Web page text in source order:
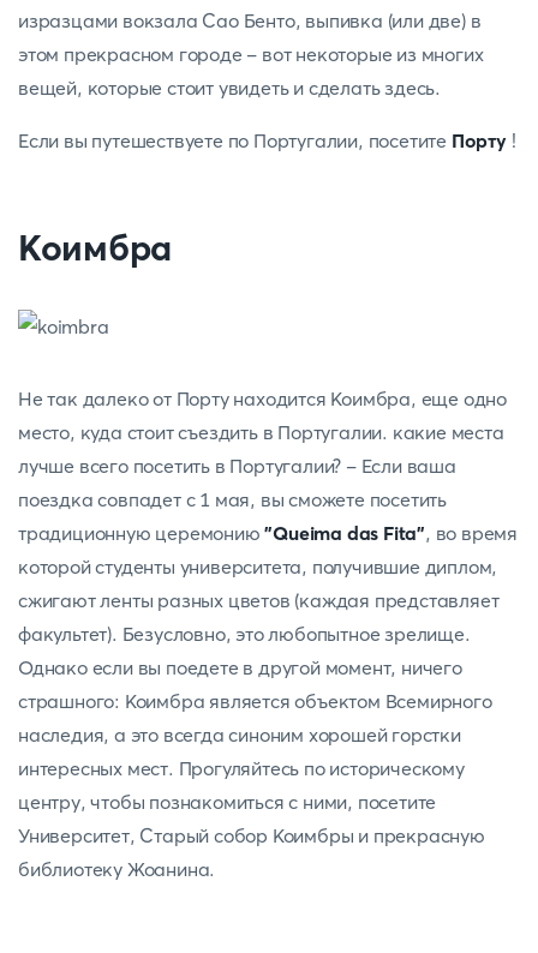
изразцами вокзала Сао Бенто, выпивка (или две) в
этом прекрасном городе - вот некоторые из многих
вещей, которые стоит увидеть и сделать здесь.
Если вы путешествуете по Португалии, посетите Порту!
Коимбра
Не так далеко от Порту находится Коимбра, еще одно
место, куда стоит съездить в Португалии. какие места
лучше всего посетить в Португалии? - Если ваша
поездка совпадет с 1 мая, вы сможете посетить
традиционную церемонию"Queima das Fita", во время
которой студенты университета, получившие диплом,
сжигают ленты разных цветов (каждая представляет
факультет). Безусловно, это любопытное зрелище.
Однако если вы поедете в другой момент, ничего
страшного: Коимбра является объектом Всемирного
наследия, а это всегда синоним хорошей горстки
интересных мест. Прогуляйтесь по историческому
центру, чтобы познакомиться с ними, посетите
Университет, Старый собор Коимбры и прекрасную
библиотеку Жоанина.